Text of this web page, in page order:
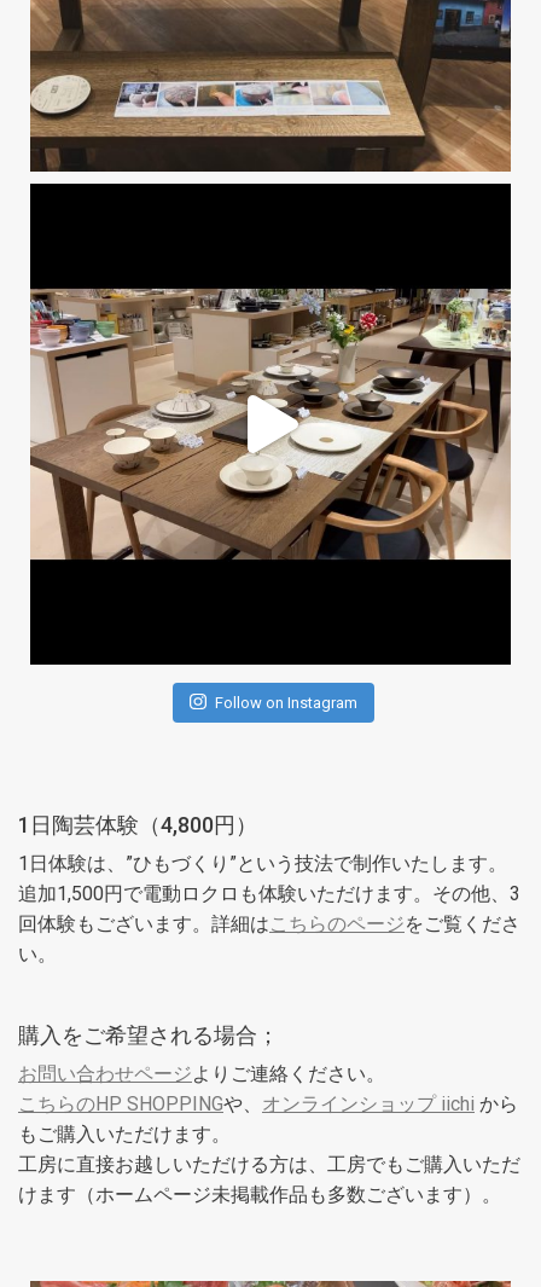
Follow on Instagram
1日陶芸体験（4,800円）
1日体験は、”ひもづくり”という技法で制作いたします。
追加1,500円で電動ロクロも体験いただけます。その他、3
回体験もございます。詳細はこちらのページをご覧くださ
い。
購入をご希望される場合；
お問い合わせページよりご連絡ください。
こちらのHP SHOPPINGや、 オンラインショップ iichi から
もご購入いただけます。
工房に直接お越しいただける方は、工房でもご購入いただ
けます（ホームページ未掲載作品も多数ございます）。